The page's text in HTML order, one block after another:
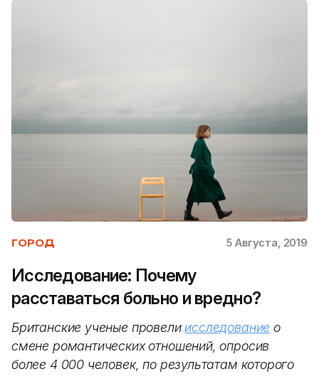
ГОРОД 5 Августа, 2019
Исследование: Почему
расставаться больно и вредно?
Британские ученые провелиисследование о
смене романтических отношений, опросив
более 4 000 человек, по результатам которого